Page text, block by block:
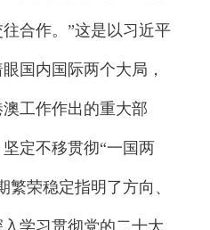
合作。”这是以习近平
国内国际两个大局，
工作作出的重大部
定不移贯彻“一国两
繁荣稳定指明了方向、
学习贯彻党的二十大